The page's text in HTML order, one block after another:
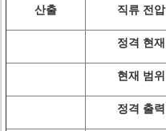
산출 직류 전압
정격 현재
현재 범위
정격 출력